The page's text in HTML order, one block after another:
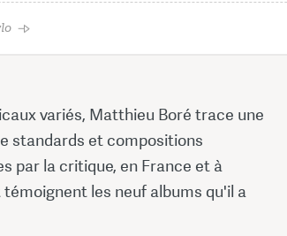
variés, Matthieu Boré trace une
standards et compositions
par la critique, en France et à
les neuf albums qu'il a